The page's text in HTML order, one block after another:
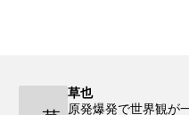
草也
原発爆発で世界観が